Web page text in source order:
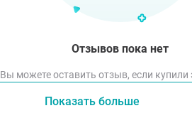
Отзывов пока нет
Вы можете оставить отзыв, если купили
Показать больше